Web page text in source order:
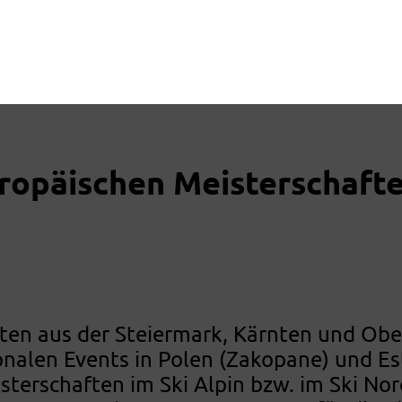
aus der Steiermark, Kärnten und
Events in Polen (Zakopane) und
im Ski Alpin bzw. im Ski